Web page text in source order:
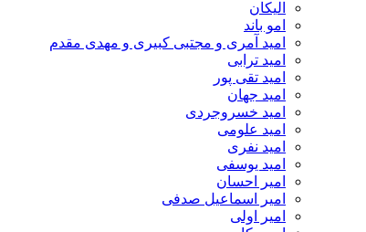
الیکان
امو باند
امید آمری و مجتبی کبیری و مهدى مقدم
امید ترابی
امید تقی پور
امید جهان
امید خسروجردی
امید علومی
امید نفری
امید یوسفی
امیر احسان
امیر اسماعیل صدفی
امیر اولی